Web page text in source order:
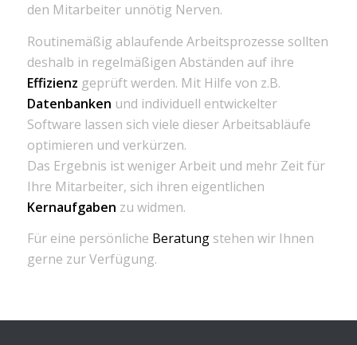
den Mitarbeiter unnötig Nerven.
Routinemäßig ablaufende Arbeitsprozesse sollten
deshalb in regelmäßigen Abständen auf ihre
Effizienz geprüft werden. Mit Hilfe von z.B.
Datenbanken und individuell entwickelter
Software lassen sich viele dieser Arbeitsabläufe
optimieren und verkürzen.
Das Ergebnis ist weniger Arbeit und mehr Zeit für
Ihre Mitarbeiter, sich ihren eigentlichen
Kernaufgaben zu widmen.
Für eine persönliche Beratungstehen wir Ihnen
gerne zur Verfügung.